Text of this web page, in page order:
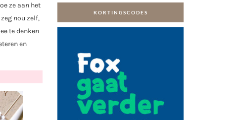
ze aan het
nou zelf,
te denken
en
KORTINGSCODES